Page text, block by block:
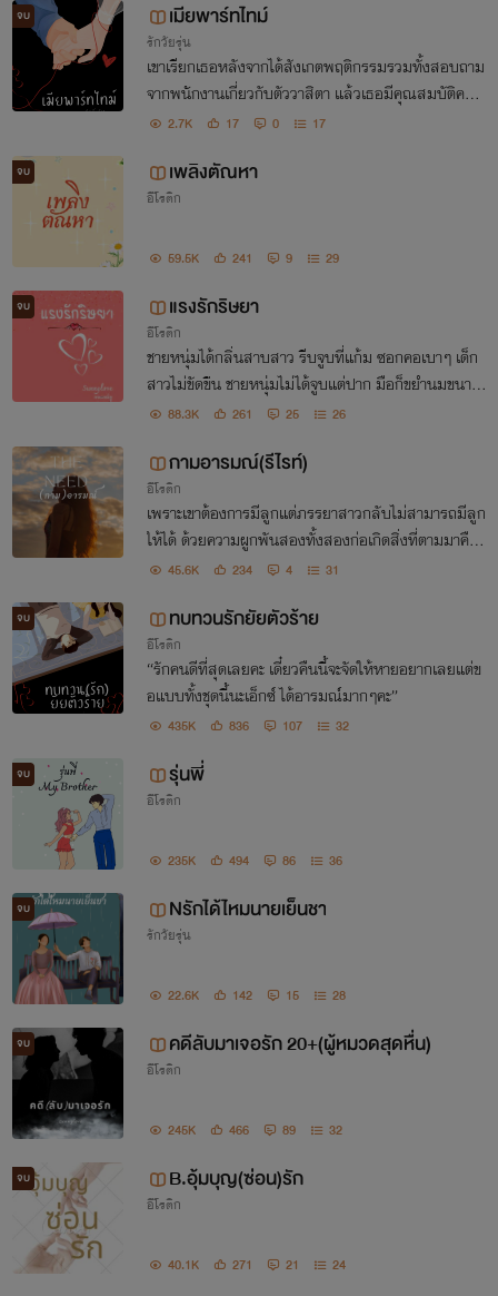
จบ เมียพาร์ทไทม์
รักวัยรุ่น
เขาเรียกเธอหลังจากได้สังเกตพฤติกรรมรวมทั้งสอบถาม
จากพนักงานเกี่ยวกับตัววาสิตา แล้วเธอมีคุณสมบัติครบ
ทุกข้อและที่สำคัญเป็นคนเรียบง่ายพูดจาไพเราะมีสัมมาค
2.7K 17 0 17
จบ เพลิงตัณหา
อีโรติก
59.5K 241 9 29
จบ แรงรักริษยา
อีโรติก
ชายหนุ่มได้กลิ่นสาบสาว รีบจูบที่แก้ม ซอกคอเบาๆ เด็ก
สาวไม่ขัดขืน ชายหนุ่มไม่ได้จูบแต่ปาก มือก็ขยำนมขนาดเ
กินวัย ของสาวน้อย ที่ในตอนแรกทำท่าจะขัดขืนอยู่เหมือ
88.3K 261 25 26
กามอารมณ์(รีไรท์)
อีโรติก
เพราะเขาต้องการมีลูกแต่ภรรยาสาวกลับไม่สามารถมีลูก
ให้ได้ ด้วยความผูกพันสองทั้งสองก่อเกิดสิ่งที่ตามมาคือค
วามรัก
45.6K 234 4 31
จบ ทบทวนรักยัยตัวร้าย
อีโรติก
“รักคนดีที่สุดเลยคะ เดี๋ยวคืนนี้จะจัดให้หายอยากเลยแต่ข
อแบบทั้งชุดนี้นะเอ็กซ์ ได้อารมณ์มากๆคะ”
435K 836 107 32
จบ รุ่นพี่
อีโรติก
235K 494 86 36
จบ Nรักได้ไหมนายเย็นชา
รักวัยรุ่น
22.6K 142 15 28
จบ คดีลับมาเจอรัก 20+(ผู้หมวดสุดหื่น)
อีโรติก
245K 466 89 32
จบ B.อุ้มบุญ(ซ่อน)รัก
อีโรติก
40.1K 271 21 24